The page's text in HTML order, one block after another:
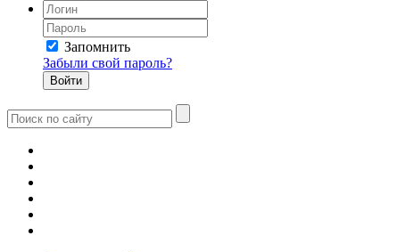
Запомнить
Забыли свой пароль?